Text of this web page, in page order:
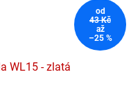
od
43 Kč
až
–25 %
WL15 - zlatá